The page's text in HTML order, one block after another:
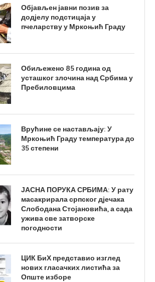
Објављен јавни позив за
додјелу подстицаја у
пчеларству у Мркоњић Граду
Обиљежено 85 година од
усташког злочина над Србима у
Пребиловцима
Врућине се настављају: У
Мркоњић Граду температура до
35 степени
ЈАСНА ПОРУКА СРБИМА: У рату
масакрирала српског дјечака
Слободана Стојановића, а сада
ужива све затворске
погодности
ЦИК БиХ представио изглед
нових гласачких листића за
Опште изборе